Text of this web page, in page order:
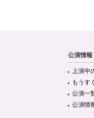
公演情報
上演中
もうす
公演一
公演情